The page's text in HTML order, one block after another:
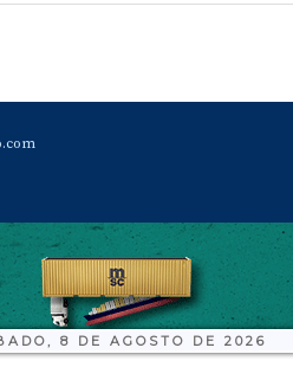
8 DE AGOSTO DE 2026
330 18 32